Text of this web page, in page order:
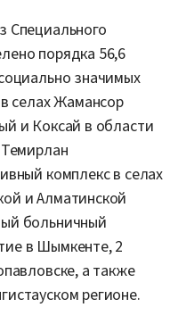
Специального
порядка 56,6
значимых
селах Жамансор
и Коксай в области
комплекс в селах
и Алматинской
больничный
в Шымкенте, 2
а также
регионе.